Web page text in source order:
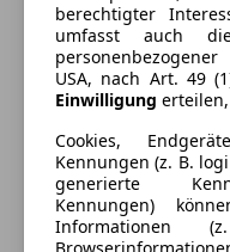
Kraftstoff
CO₂-Emissionen
Ausstattung
Komfort
Armlehne
Mehr anzeigen
berechtigter
umfasst auch
USA, nach Art. 49
Einwilligung
Cookies,
Kennungen (z. B.
generierte
Kennungen)
Informationen